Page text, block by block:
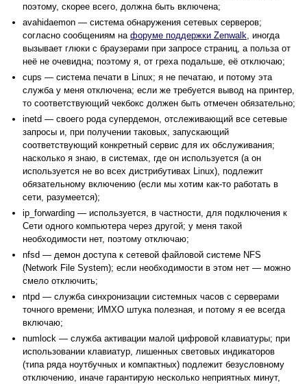
поэтому, скорее всего, должна быть включена;
avahidaemon — система обнаружения сетевых серверов;
согласно сообщениям на форуме поддержки Zenwalk, иногда
вызывает глюки с браузерами при запросе страниц, а польза от
неё не очевидна; поэтому я, от греха подальше, её отключаю;
cups — система печати в Linux; я не печатаю, и потому эта
служба у меня отключена; если же требуется вывод на принтер,
то соответствующий чекбокс должен быть отмечен обязательно;
inetd — своего рода супердемон, отслеживающий все сетевые
запросы и, при получении таковых, запускающий
соответствующий конкретный сервис для их обслуживания;
насколько я знаю, в системах, где он используется (а он
используется не во всех дистрибутивах Linux), подлежит
обязательному включению (если мы хотим как-то работать в
сети, разумеется);
ip_forwarding — используется, в частности, для подключения к
Сети одного компьютера через другой; у меня такой
необходимости нет, поэтому отключаю;
nfsd — демон доступа к сетевой файловой системе NFS
(Network File System); если необходимости в этом нет — можно
смело отключить;
ntpd — служба синхронизации системных часов с серверами
точного времени; ИМХО штука полезная, и потому я ее всегда
включаю;
numlock — служба активации малой цифровой клавиатуры; при
использовании клавиатур, лишенных световых индикаторов
(типа ряда ноутбучных и компактных) подлежит безусловному
отключению, иначе гарантирую несколько неприятных минут,